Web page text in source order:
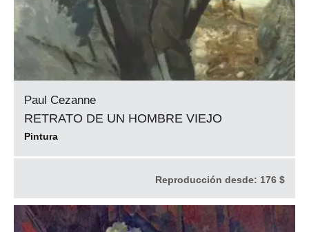
Paul Cezanne
RETRATO DE UN HOMBRE VIEJO
Pintura
Reproducción desde: 176 $